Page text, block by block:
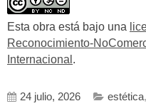
Esta obra está bajo una
Reconocimiento-
Internacional .
24 julio, 2026 estética,